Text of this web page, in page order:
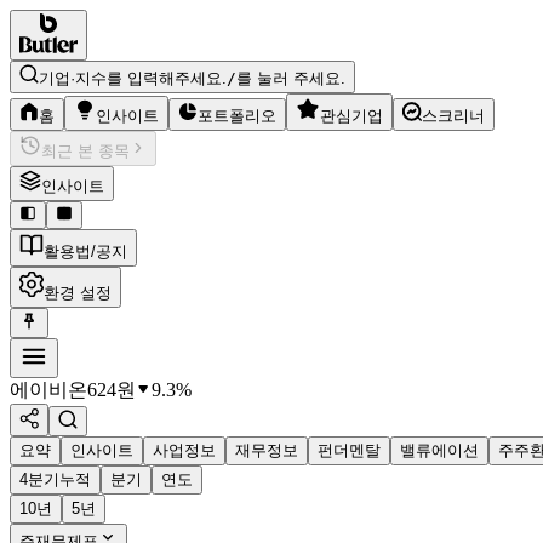
기업·지수를 입력해주세요./를 눌러 주세요.
홈 인사이트 포트폴리오 관심기업
스크리너
최근 본 종목
인사이트
활용법/공지
환경 설정
에이비온624원 9.3%
요약 인사이트 사업정보 재무정보 펀더멘탈 밸류에이션 주주
4분기누적
분기
연도
10년
5년